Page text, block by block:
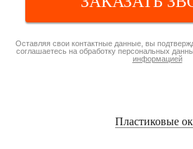
Оставляя свои контактные данные, вы
соглашаетесь на обработку персональных
информацией
Пластиковые